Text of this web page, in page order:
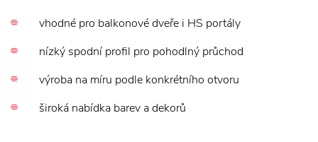
vhodné pro balkonové dveře i HS portály
nízký spodní profil pro pohodlný průchod
výroba na míru podle konkrétního otvoru
široká nabídka barev a dekorů